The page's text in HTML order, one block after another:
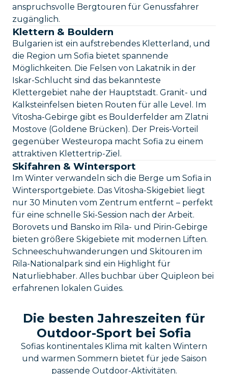
anspruchsvolle Bergtouren für Genussfahrer
zugänglich.
Klettern & Bouldern
Bulgarien ist ein aufstrebendes Kletterland, und
die Region um Sofia bietet spannende
Möglichkeiten. Die Felsen von Lakatnik in der
Iskar-Schlucht sind das bekannteste
Klettergebiet nahe der Hauptstadt. Granit- und
Kalksteinfelsen bieten Routen für alle Level. Im
Vitosha-Gebirge gibt es Boulderfelder am Zlatni
Mostove (Goldene Brücken). Der Preis-Vorteil
gegenüber Westeuropa macht Sofia zu einem
attraktiven Klettertrip-Ziel.
Skifahren & Wintersport
Im Winter verwandeln sich die Berge um Sofia in
Wintersportgebiete. Das Vitosha-Skigebiet liegt
nur 30 Minuten vom Zentrum entfernt – perfekt
für eine schnelle Ski-Session nach der Arbeit.
Borovets und Bansko im Rila- und Pirin-Gebirge
bieten größere Skigebiete mit modernen Liften.
Schneeschuhwanderungen und Skitouren im
Rila-Nationalpark sind ein Highlight für
Naturliebhaber. Alles buchbar über Quipleon bei
erfahrenen lokalen Guides.
Die besten Jahreszeiten für
Outdoor-Sport bei Sofia
Sofias kontinentales Klima mit kalten Wintern
und warmen Sommern bietet für jede Saison
passende Outdoor-Aktivitäten.